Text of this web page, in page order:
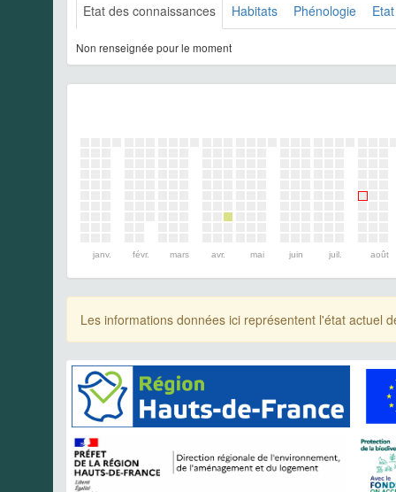
Etat des connaissances Habitats Phénologie
Non renseignée pour le moment
janv. févr. mars avr. mai juin juil. août
Les informations données ici représentent l'état actuel